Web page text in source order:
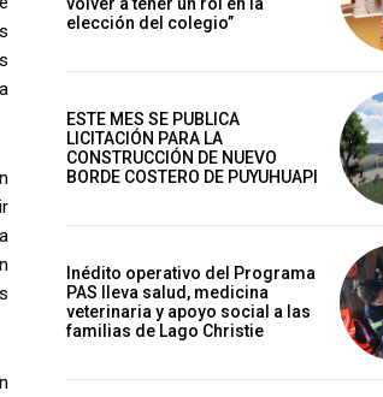
elección del colegio”
ESTE MES SE PUBLICA
LICITACIÓN PARA LA
CONSTRUCCIÓN DE NUEVO
BORDE COSTERO DE PUYUHUAPI
Inédito operativo del Programa
PAS lleva salud, medicina
veterinaria y apoyo social a las
familias de Lago Christie